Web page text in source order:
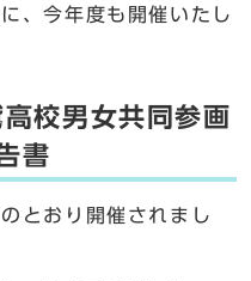
、今年度も開催いたし
校男女共同参画
書
とおり開催されまし